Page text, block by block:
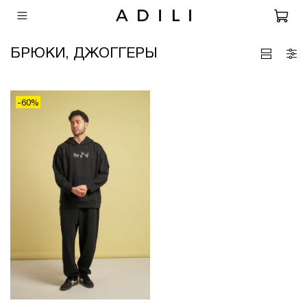
БРЮКИ, ДЖОГГЕРЫ
-60%